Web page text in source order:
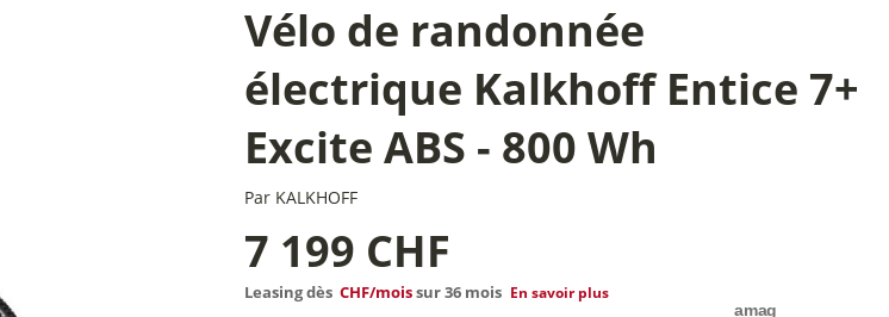
Vélo de randonnée
électrique Kalkhoff Entice 7+
Excite ABS - 800 Wh
Par KALKHOFF
7 199 CHF
Leasing dès CHF/moissur 36 mois En savoir plus